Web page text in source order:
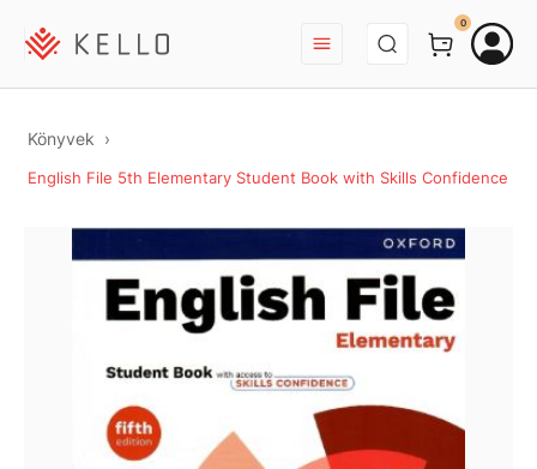
BEJELENTKEZÉS
0
Könyvek
English File 5th Elementary Student Book with Skills Confidence